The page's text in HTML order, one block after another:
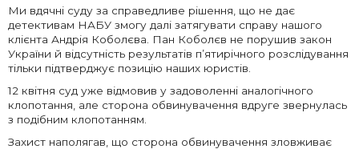
Ми вдячні суду за справедливе рішення, що не дає
детективам НАБУ змогу далі затягувати справу нашого
клієнта Андрія Коболєва. Пан Коболєв не порушив закон
України й відсутність результатів п’ятирічного розслідування
тільки підтверджує позицію наших юристів.
12 квітня суд уже відмовив у задоволенні аналогічного
клопотання, але сторона обвинувачення вдруге звернулась
з подібним клопотанням.
Захист наполягав, що сторона обвинувачення зловживає